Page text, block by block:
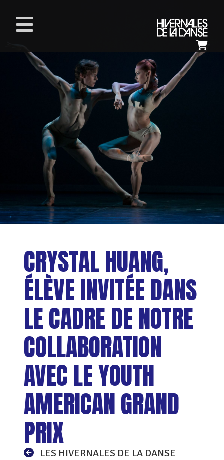
CRYSTAL HUANG,
ÉLÈVE INVITÉE DANS
LE CADRE DE NOTRE
COLLABORATION
AVEC LE YOUTH
AMERICAN GRAND
PRIX
LES HIVERNALES DE LA DANSE